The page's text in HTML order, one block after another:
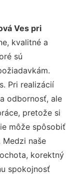
Ves pri
kvalitné a
sú
Pri realizácií
odbornosť, ale
pretože si
môže spôsobiť
naše
korektný
spokojnosť